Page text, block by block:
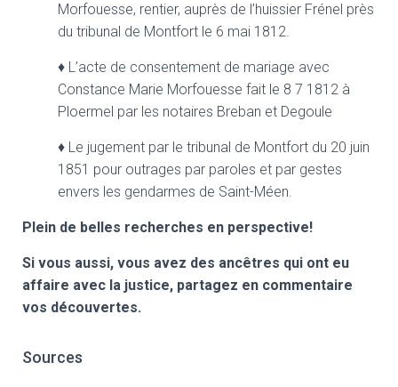
Morfouesse, rentier, auprès de l’huissier Frénel près
du tribunal de Montfort le 6 mai 1812.
♦ L’acte de consentement de mariage avec
Constance Marie Morfouesse fait le 8 7 1812 à
Ploermel par les notaires Breban et Degoule
♦ Le jugement par le tribunal de Montfort du 20 juin
1851 pour outrages par paroles et par gestes
envers les gendarmes de Saint-Méen.
Plein de belles recherches en perspective!
Si vous aussi, vous avez des ancêtres qui ont eu
affaire avec la justice, partagez en commentaire
vos découvertes.
Sources